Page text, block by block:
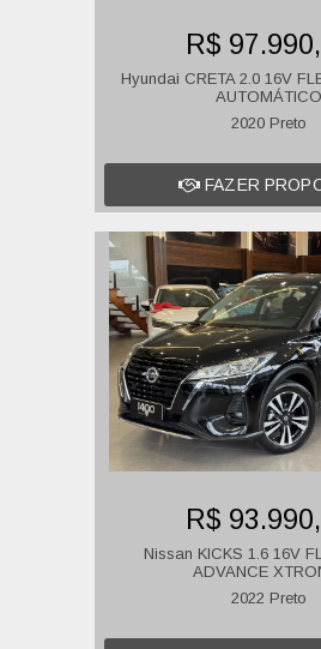
R$
Hyundai CRETA 2.0 16V
AUTOMÁTICO
2020 Preto
FAZER
R$
Nissan KICKS 1.6 16V
ADVANCE
2022 Preto